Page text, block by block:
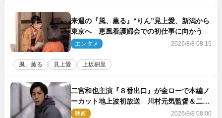
来週の『風、薫る』“りん”見上愛、新潟から
東京へ 恵風看護婦会での初仕事に向かう
エンタメ 2026/8/8 08:15
風、薫る 見上愛 上坂樹里
二宮和也主演『８番出口』が金ローで本編ノ
ーカット地上波初放送 川村元気監督＆二宮
コメント到着
映画 2026/8/8 08:00